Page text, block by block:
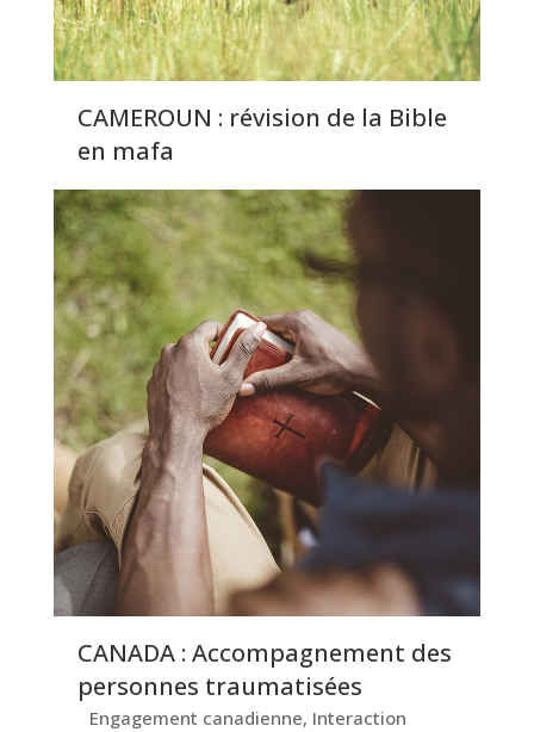
CAMEROUN : révision de la Bible
en mafa
CANADA : Accompagnement des
personnes traumatisées
Engagement canadienne, Interaction